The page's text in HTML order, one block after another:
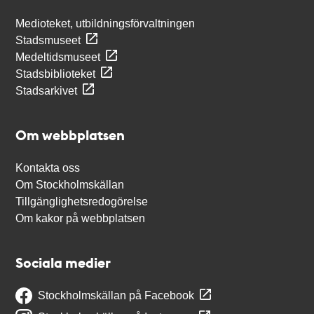
Medioteket, utbildningsförvaltningen
Stadsmuseet
Medeltidsmuseet
Stadsbiblioteket
Stadsarkivet
Om webbplatsen
Kontakta oss
Om Stockholmskällan
Tillgänglighetsredogörelse
Om kakor på webbplatsen
Sociala medier
Stockholmskällan på Facebook